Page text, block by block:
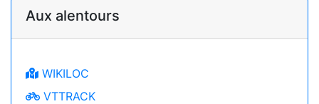
Aux alentours
WIKILOC
VTTRACK